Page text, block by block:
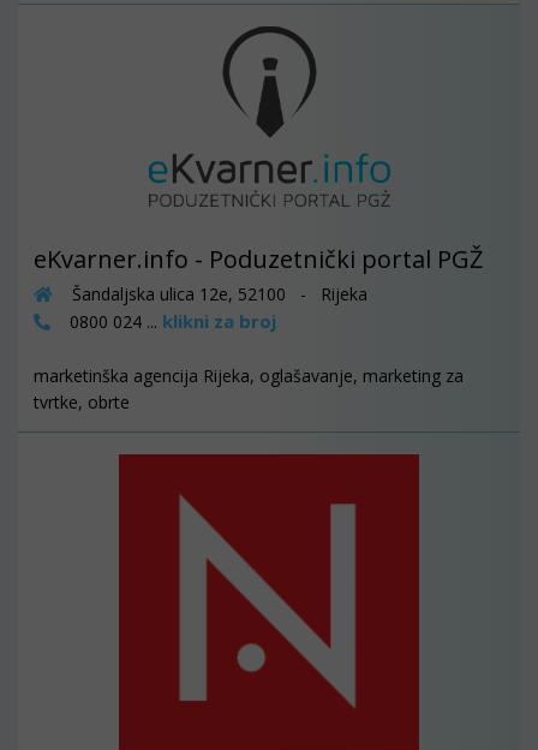
eKvarner.info - Poduzetnički portal PGŽ
Šandaljska ulica 12e, 52100 - Rijeka
0800 024 ... klikni za broj
marketinška agencija Rijeka, oglašavanje, marketing za
tvrtke, obrte